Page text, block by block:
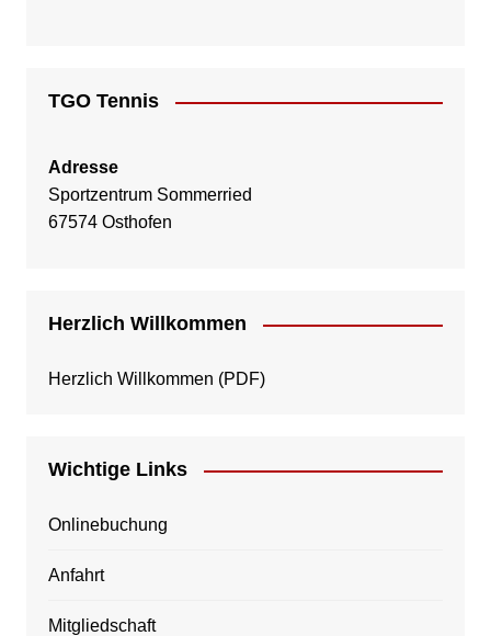
TGO Tennis
Adresse
Sportzentrum Sommerried
67574 Osthofen
Herzlich Willkommen
Herzlich Willkommen (PDF)
Wichtige Links
Onlinebuchung
Anfahrt
Mitgliedschaft